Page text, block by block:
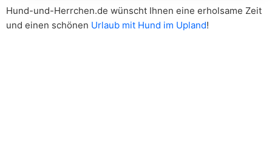
Hund-und-Herrchen.de wünscht Ihnen eine erholsame Zeit
und einen schönen Urlaub mit Hund im Upland!